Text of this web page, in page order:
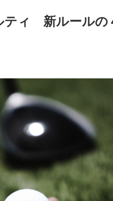
ティ 新ルールの